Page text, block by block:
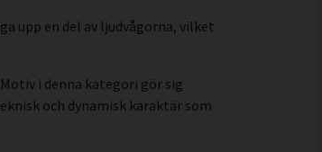
upp en del av ljudvågorna, vilket
i denna kategori gör sig
och dynamisk karaktär som